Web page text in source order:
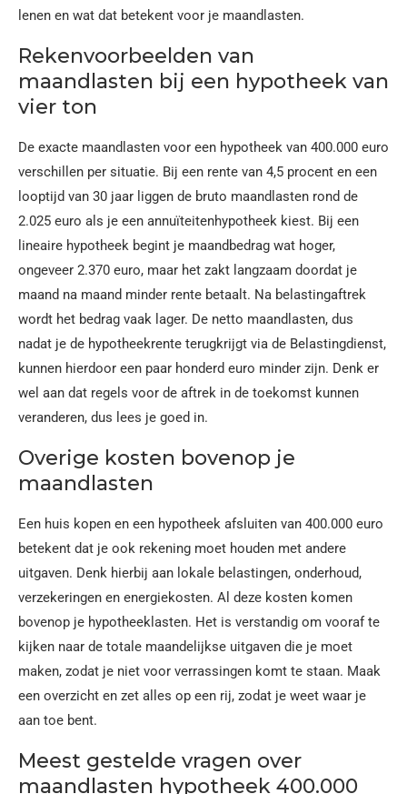
lenen en wat dat betekent voor je maandlasten.
Rekenvoorbeelden van
maandlasten bij een hypotheek van
vier ton
De exacte maandlasten voor een hypotheek van 400.000 euro
verschillen per situatie. Bij een rente van 4,5 procent en een
looptijd van 30 jaar liggen de bruto maandlasten rond de
2.025 euro als je een annuïteitenhypotheek kiest. Bij een
lineaire hypotheek begint je maandbedrag wat hoger,
ongeveer 2.370 euro, maar het zakt langzaam doordat je
maand na maand minder rente betaalt. Na belastingaftrek
wordt het bedrag vaak lager. De netto maandlasten, dus
nadat je de hypotheekrente terugkrijgt via de Belastingdienst,
kunnen hierdoor een paar honderd euro minder zijn. Denk er
wel aan dat regels voor de aftrek in de toekomst kunnen
veranderen, dus lees je goed in.
Overige kosten bovenop je
maandlasten
Een huis kopen en een hypotheek afsluiten van 400.000 euro
betekent dat je ook rekening moet houden met andere
uitgaven. Denk hierbij aan lokale belastingen, onderhoud,
verzekeringen en energiekosten. Al deze kosten komen
bovenop je hypotheeklasten. Het is verstandig om vooraf te
kijken naar de totale maandelijkse uitgaven die je moet
maken, zodat je niet voor verrassingen komt te staan. Maak
een overzicht en zet alles op een rij, zodat je weet waar je
aan toe bent.
Meest gestelde vragen over
maandlasten hypotheek 400.000